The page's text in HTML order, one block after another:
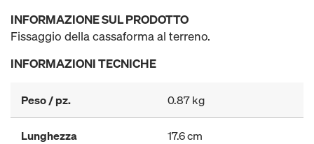
INFORMAZIONE SUL PRODOTTO
Fissaggio della cassaforma al terreno.
INFORMAZIONI TECNICHE
Peso / pz. 0.87 kg
Lunghezza 17.6 cm